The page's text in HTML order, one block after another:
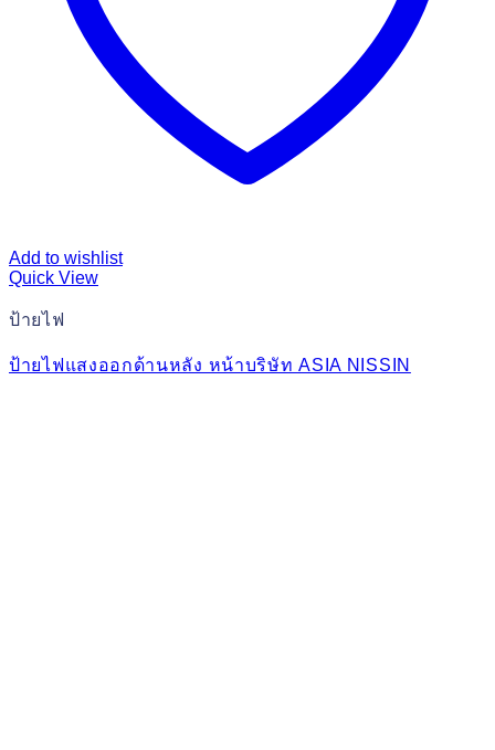
Add to wishlist
Quick View
ป้ายไฟ
ป้ายไฟแสงออกด้านหลัง หน้าบริษัท ASIA NISSIN